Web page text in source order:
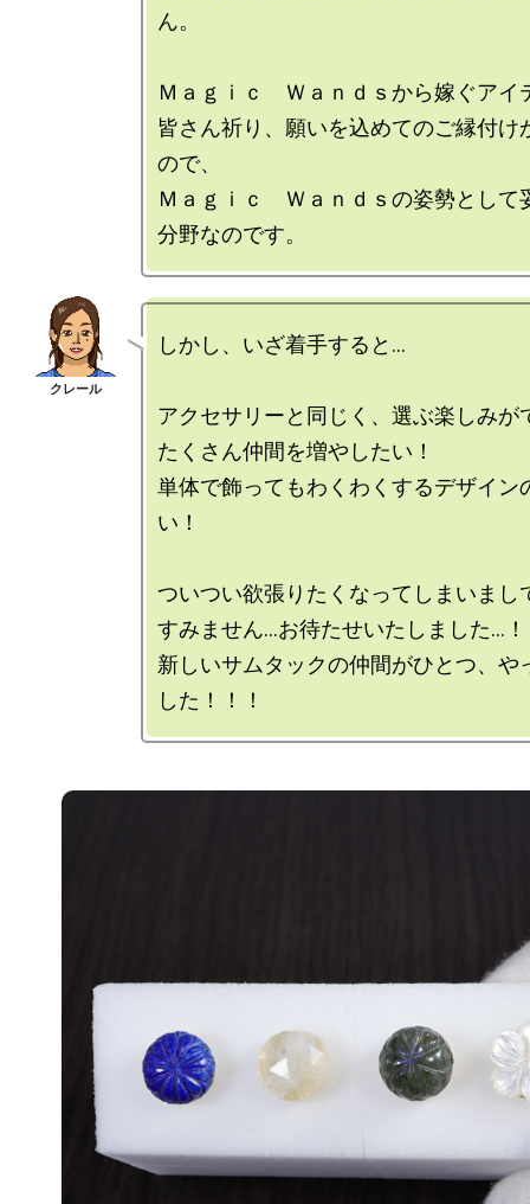
ん。
Ｍａｇｉｃ　Ｗａｎｄｓから嫁ぐアイ
皆さん祈り、願いを込めてのご縁付け
ので、
Ｍａｇｉｃ　Ｗａｎｄｓの姿勢として
しかし、いざ着手すると…
アクセサリーと同じく、選ぶ楽しみが
たくさん仲間を増やしたい！
単体で飾ってもわくわくするデザイン
い！
ついつい欲張りたくなってしまいまし
すみません…お待たせいたしました…！
新しいサムタックの仲間がひとつ、や